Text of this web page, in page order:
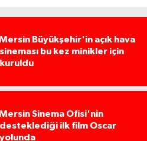
Mersin Büyükşehir'in açık hava
sineması bu kez minikler için
kuruldu
Mersin Sinema Ofisi'nin
desteklediği ilk film Oscar
yolunda